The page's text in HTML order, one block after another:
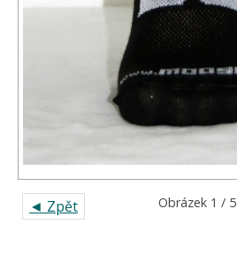
◄ Zpět Obrázek 1 / 5